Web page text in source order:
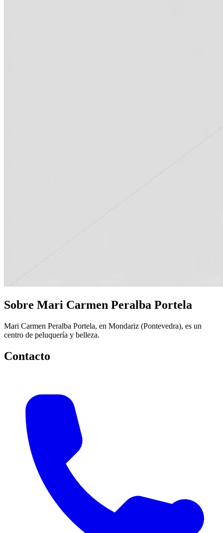
Sobre Mari Carmen Peralba Portela
Mari Carmen Peralba Portela, en Mondariz (Pontevedra), es un
centro de peluquería y belleza.
Contacto